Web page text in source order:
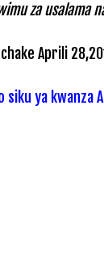
za usalama
Aprili
ya kwanza